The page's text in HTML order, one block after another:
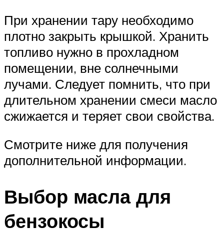
При хранении тару необходимо
плотно закрыть крышкой. Хранить
топливо нужно в прохладном
помещении, вне солнечными
лучами. Следует помнить, что при
длительном хранении смеси масло
сжижается и теряет свои свойства.
Смотрите ниже для получения
дополнительной информации.
Выбор масла для
бензокосы